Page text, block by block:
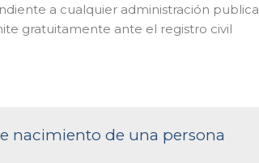
a cualquier administración publica
gratuitamente ante el registro civil
nacimiento de una persona